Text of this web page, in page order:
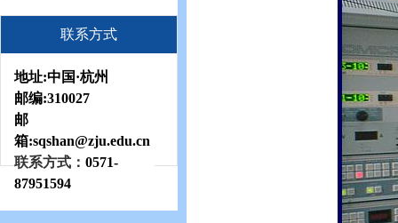
联系方式
地址:中国·杭州
邮编:310027
邮
箱:sqshan@zju.edu.cn
联系方式： 0571-
87951594